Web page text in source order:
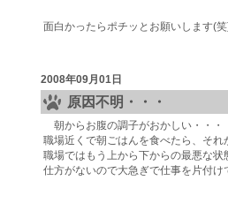
面白かったらポチッとお願いします(
2008年09月01日
原因不明・・・
朝からお腹の調子がおかしい・・・
職場近くで朝ごはんを食べたら、それ
職場ではもう上から下からの最悪な状
仕方がないので大急ぎで仕事を片付け